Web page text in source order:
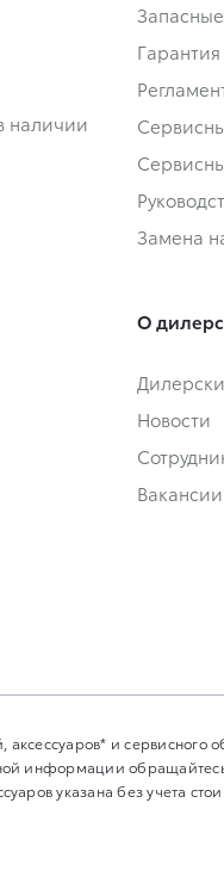
наличии
Гарантия
Замена
О
Новости
Вакансии
и
информации
указана без учета